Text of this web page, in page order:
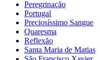
Peregrinação
Portugal
Preciosíssimo Sangue
Quaresma
Reflexão
Santa Maria de Matias